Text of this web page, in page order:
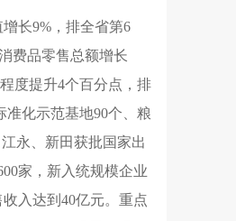
长9%，排全省第6
费品零售总额增长
度提升4个百分点，排
准化示范基地90个、粮
永、新田获批国家出
家，新入统规模企业
入达到40亿元。重点